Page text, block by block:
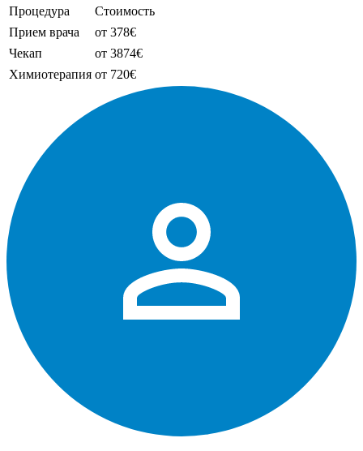
Процедура
Стоимость
Прием врача
от 378€
Чекап
от 3874€
Химиотерапия от 720€